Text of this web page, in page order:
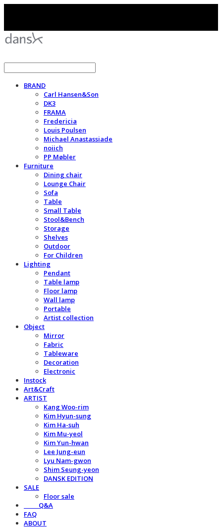
BRAND
Carl Hansen&Son
DK3
FRAMA
Fredericia
Louis Poulsen
Michael Anastassiade
noiich
PP Møbler
Furniture
Dining chair
Lounge Chair
Sofa
Table
Small Table
Stool&Bench
Storage
Shelves
Outdoor
For Children
Lighting
Pendant
Table lamp
Floor lamp
Wall lamp
Portable
Artist collection
Object
Mirror
Fabric
Tableware
Decoration
Electronic
Instock
Art&Craft
ARTIST
Kang Woo-rim
Kim Hyun-sung
Kim Ha-suh
Kim Mu-yeol
Kim Yun-hwan
Lee Jung-eun
Lyu Nam-gwon
Shim Seung-yeon
DANSK EDITION
SALE
Floor sale
⠀⠀⠀Q&A
FAQ
ABOUT